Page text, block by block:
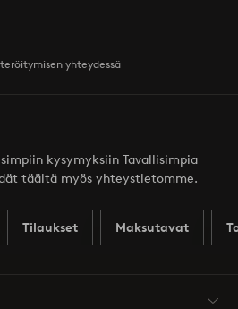
yhteydessä
kysymyksiin Tavallisimpia
täältä myös yhteystietomme.
Tilaukset Maksutavat